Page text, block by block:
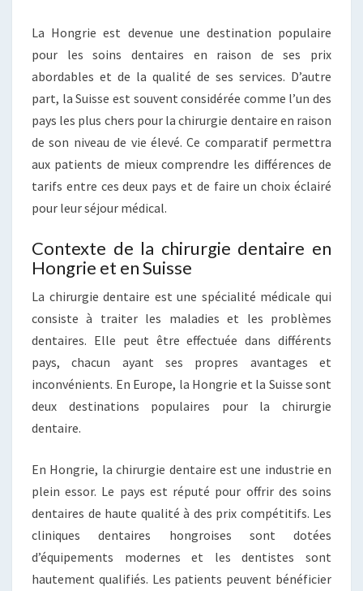
La Hongrie est devenue une destination populaire
pour les soins dentaires en raison de ses prix
abordables et de la qualité de ses services. D’autre
part, la Suisse est souvent considérée comme l’un des
pays les plus chers pour la chirurgie dentaire en raison
de son niveau de vie élevé. Ce comparatif permettra
aux patients de mieux comprendre les différences de
tarifs entre ces deux pays et de faire un choix éclairé
pour leur séjour médical.
Contexte de la chirurgie dentaire en
Hongrie et en Suisse
La chirurgie dentaire est une spécialité médicale qui
consiste à traiter les maladies et les problèmes
dentaires. Elle peut être effectuée dans différents
pays, chacun ayant ses propres avantages et
inconvénients. En Europe, la Hongrie et la Suisse sont
deux destinations populaires pour la chirurgie
dentaire.
En Hongrie, la chirurgie dentaire est une industrie en
plein essor. Le pays est réputé pour offrir des soins
dentaires de haute qualité à des prix compétitifs. Les
cliniques dentaires hongroises sont dotées
d’équipements modernes et les dentistes sont
hautement qualifiés. Les patients peuvent bénéficier